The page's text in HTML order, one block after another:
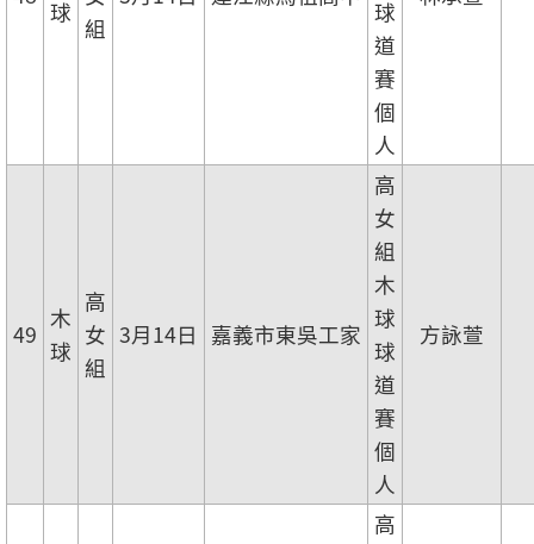
球
組
球
道
賽
個
人
49
木
球
高
女
組
3月14日 嘉義市東吳工家
高
女
組
木
球
球
道
賽
個
人
方詠萱
高